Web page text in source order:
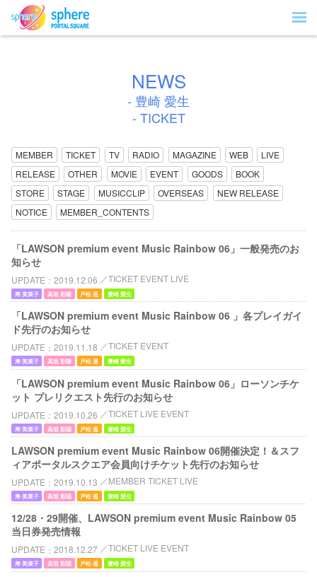
NEWS
- 豊崎 愛生
- TICKET
MEMBER TICKET TV RADIO MAGAZINE WEB
LIVE
RELEASE
OTHER MOVIE EVENT GOODS
BOOK
STORE
STAGE MUSICCLIP OVERSEAS
NEW RELEASE
NOTICE
MEMBER_CONTENTS
「LAWSON premium event Music Rainbow 06」一般発売のお
知らせ
UPDATE 2019.12.06 TICKET EVENT LIVE
寿 美菜子 高垣 彩陽 戸松 遥 豊崎 愛生
「LAWSON premium event Music Rainbow 06 」各プレイガイ
ド先行のお知らせ
UPDATE 2019.11.18 TICKET EVENT
寿 美菜子 高垣 彩陽 戸松 遥 豊崎 愛生
「LAWSON premium event Music Rainbow 06」ローソンチケ
ット プレリクエスト先行のお知らせ
UPDATE 2019.10.26 TICKET LIVE EVENT
寿 美菜子 高垣 彩陽 戸松 遥 豊崎 愛生
LAWSON premium event Music Rainbow 06開催決定！＆スフ
ィアポータルスクエア会員向けチケット先行のお知らせ
UPDATE 2019.10.13 MEMBER TICKET LIVE
寿 美菜子 高垣 彩陽 戸松 遥 豊崎 愛生
12/28・29開催、LAWSON premium event Music Rainbow 05
当日券発売情報
UPDATE 2018.12.27 TICKET LIVE EVENT
寿 美菜子 高垣 彩陽 戸松 遥 豊崎 愛生